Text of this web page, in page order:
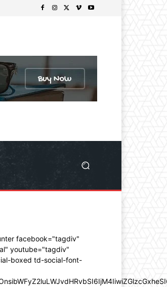
facebook="tagdiv"
youtube="tagdiv"
boxed td-social-font-